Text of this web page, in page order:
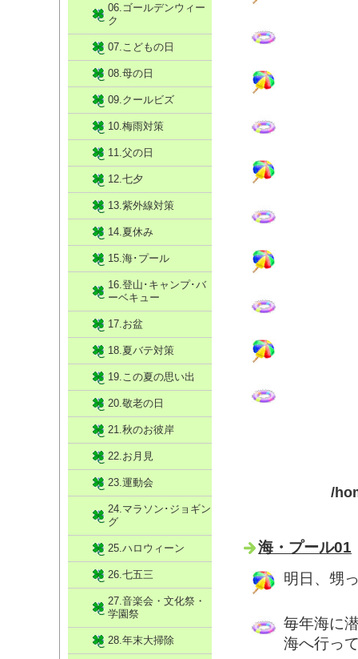
/
海・プール01
明日、甥
毎年海に
海へ行っ
06.ゴールデンウィー
ク
07.こどもの日
08.母の日
09.クールビズ
10.梅雨対策
11.父の日
12.七夕
13.紫外線対策
14.夏休み
15.海･プール
16.登山･キャンプ･バ
ーベキュー
17.お盆
18.夏バテ対策
19.この夏の思い出
20.敬老の日
21.秋のお彼岸
22.お月見
23.運動会
24.マラソン･ジョギン
グ
25.ハロウィーン
26.七五三
27.音楽会・文化祭・
学園祭
28.年末大掃除